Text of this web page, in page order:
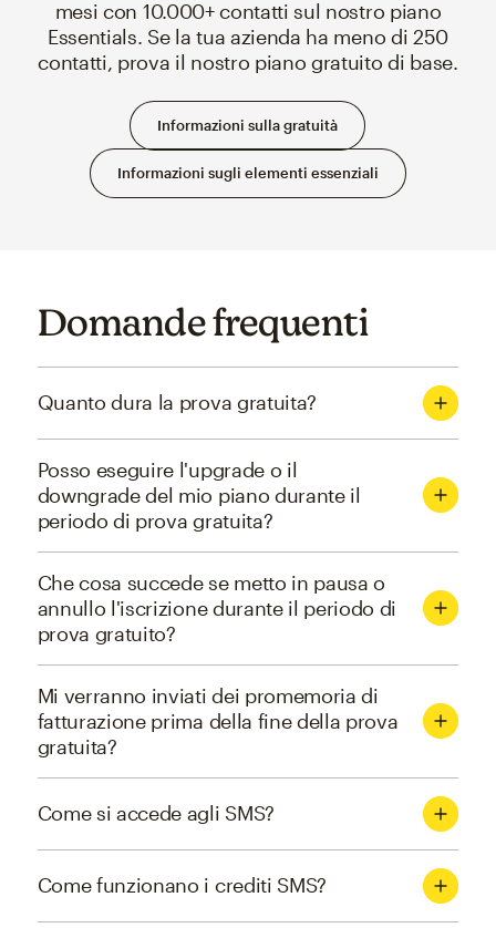
mesi con 10.000+ contatti sul nostro piano
Essentials. Se la tua azienda ha meno di 250
contatti, prova il nostro piano gratuito di base.
Informazioni sulla gratuità
Informazioni sugli elementi essenziali
Domande frequenti
Quanto dura la prova gratuita?
Posso eseguire l'upgrade o il
downgrade del mio piano durante il
periodo di prova gratuita?
Che cosa succede se metto in pausa o
annullo l'iscrizione durante il periodo di
prova gratuito?
Mi verranno inviati dei promemoria di
fatturazione prima della fine della prova
gratuita?
Come si accede agli SMS?
Come funzionano i crediti SMS?